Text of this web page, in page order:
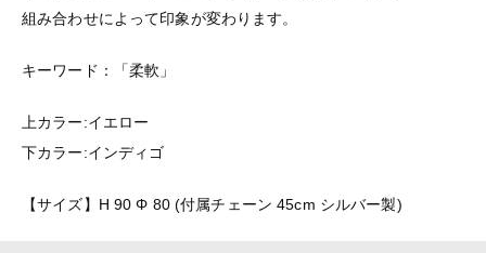
組み合わせによって印象が変わります。
キーワード：「柔軟」
上カラー:イエロー
下カラー:インディゴ
【サイズ】H 90 Φ 80 (付属チェーン 45cm シルバー製)